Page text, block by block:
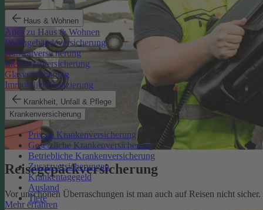
Haus & Wohnen
Alles zu Haus & Wohnen
Wohngebäudeversicherung
Hausratversicherung
Elementarversicherung
Glasversicherung
Immobilienfinanzierung
Krankheit, Unfall & Pflege
Krankenversicherung
Private Krankenversicherung
Gesetzliche Krankenversicherung
Betriebliche Krankenversicherung
Zusatzversicherungen
Krankentagegeld
Ausland
Tiere
Reisegepäckversicherung
Vor unschönen Überraschungen ist man auch auf Reisen nicht
Mehr erfahren